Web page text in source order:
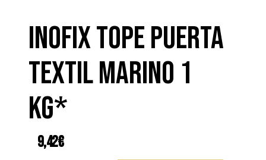
INOFIX TOPE PUERTA
TEXTIL MARINO 1
KG*
9,42€